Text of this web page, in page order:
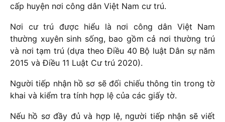
cấp huyện nơi công dân Việt Nam cư trú.
Nơi cư trú được hiểu là nơi công dân Việt Nam
thường xuyên sinh sống, bao gồm cả nơi thường trú
và nơi tạm trú (dựa theo Điều 40 Bộ luật Dân sự năm
2015 và Điều 11 Luật Cư trú 2020).
Người tiếp nhận hồ sơ sẽ đối chiếu thông tin trong tờ
khai và kiểm tra tính hợp lệ của các giấy tờ.
Nếu hồ sơ đầy đủ và hợp lệ, người tiếp nhận sẽ viết